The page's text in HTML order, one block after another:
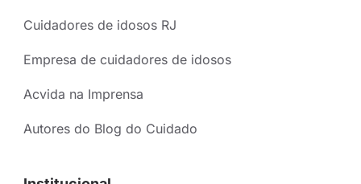
Cuidadores de idosos RJ
Empresa de cuidadores de idosos
Acvida na Imprensa
Autores do Blog do Cuidado